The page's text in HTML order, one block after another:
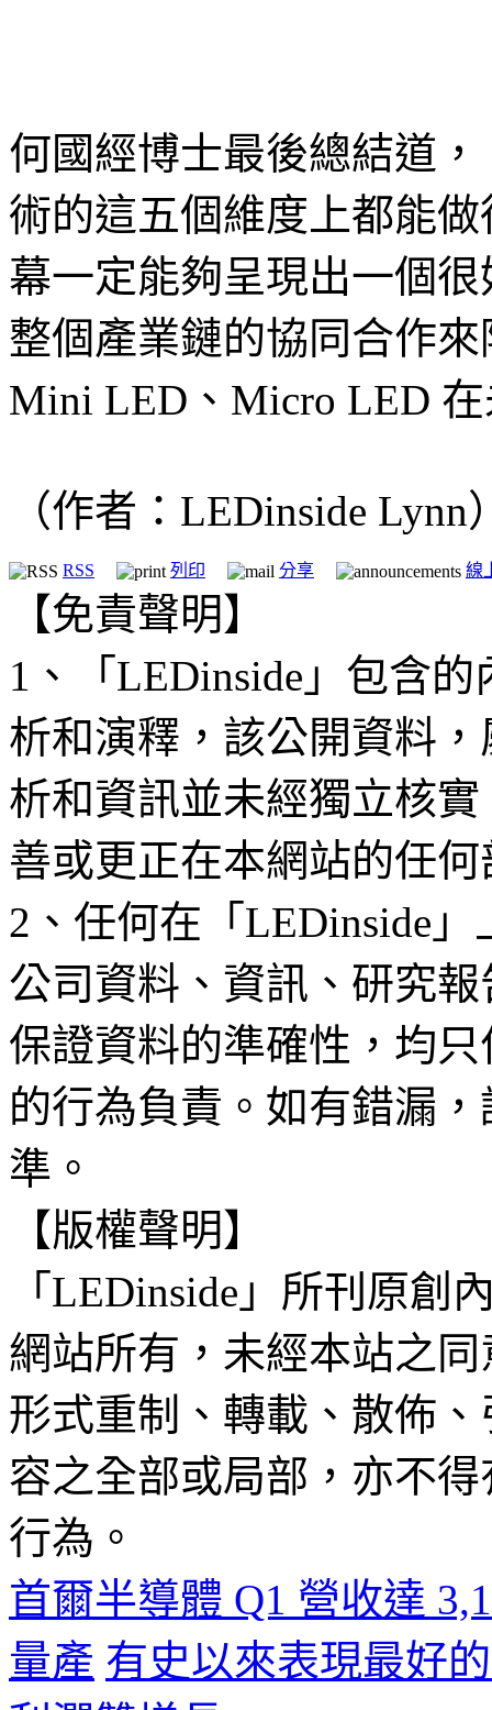
何國經博士最後總結道
術的這五個維度上都能
幕一定能夠呈現出一個
整個產業鏈的協同合作
Mini LED、Micro LED
（作者：LEDinside Lynn
RSS 列印 分享 線
【免責聲明】
1、「LEDinside」包含
析和演釋，該公開資料
析和資訊並未經獨立核
善或更正在本網站的任
2、任何在「LEDinside
公司資料、資訊、研究
保證資料的準確性，均
的行為負責。如有錯漏
準。
【版權聲明】
「LEDinside」所刊原創
網站所有，未經本站之
形式重制、轉載、散佈
容之全部或局部，亦不
行為。
首爾半導體 Q1 營收達
量產 有史以來表現最好